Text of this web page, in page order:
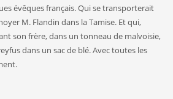
évêques français. Qui se transporterait
M. Flandin dans la Tamise. Et qui,
son frère, dans un tonneau de malvoisie,
dans un sac de blé. Avec toutes les